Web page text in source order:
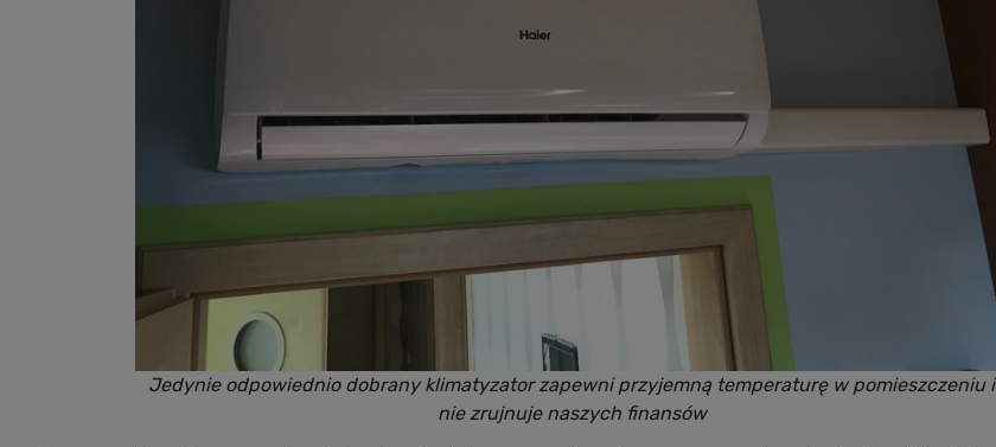
Jedynie odpowiednio dobrany klimatyzator zapewni przyjemną temperaturę w pomieszczeniu i
nie zrujnuje naszych finansów